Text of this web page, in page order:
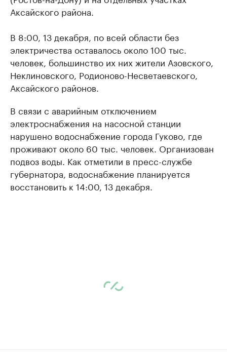
Аксайского района.
В 8:00, 13 декабря, по всей области без
электричества оставалось около 100 тыс.
человек, большинство их них жители Азовского,
Неклиновского, Родионово-Несветаевского,
Аксайского районов.
В связи с аварийным отключением
электроснабжения на насосной станции
нарушено водоснабжение города Гуково, где
проживают около 60 тыс. человек. Организован
подвоз воды. Как отметили в пресс-службе
губернатора, водоснабжение планируется
восстановить к 14:00, 13 декабря.